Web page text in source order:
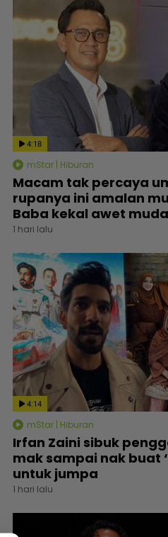
4:18
mStar | Hiburan
Macam tak percaya
rupanya ini amalan
Baba kekal awet muda
1 hari lalu
4:14
mStar | Hiburan
Irfan Zaini sibuk
mak sampai nak buat
untuk jumpa
1 hari lalu